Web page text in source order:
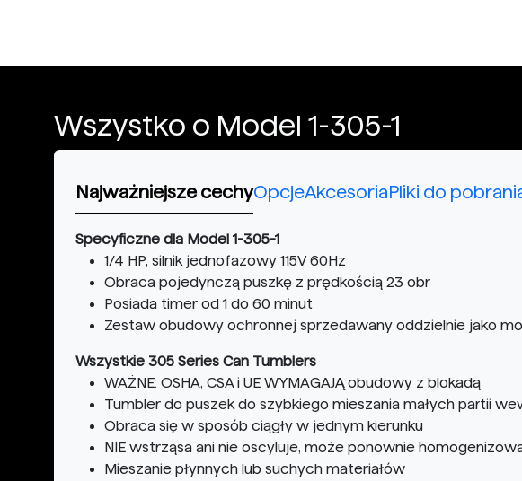
Wszystko o Model 1-305-1
Najważniejsze cechyOpcjeAkcesoriaPliki do
Specyficzne dla Model 1-305-1
1/4 HP, silnik jednofazowy 115V 60Hz
Obraca pojedynczą puszkę z prędkością 23 obr
Posiada timer od 1 do 60 minut
Zestaw obudowy ochronnej sprzedawany oddzielnie jako
Wszystkie 305 Series Can Tumblers
WAŻNE: OSHA, CSA i UE WYMAGAJĄ obudowy z blokadą
Tumbler do puszek do szybkiego mieszania małych partii
Obraca się w sposób ciągły w jednym kierunku
NIE wstrząsa ani nie oscyluje, może ponownie
Mieszanie płynnych lub suchych materiałów